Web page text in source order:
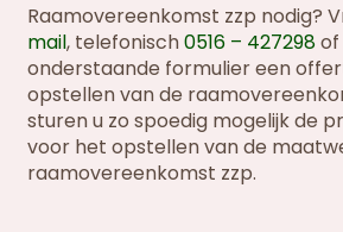
Raamovereenkomst zzp nodig?
mail, telefonisch0516 – 427298of
onderstaande formulier een
opstellen van de
sturen u zo spoedig mogelijk de
voor het opstellen van de
raamovereenkomst zzp.